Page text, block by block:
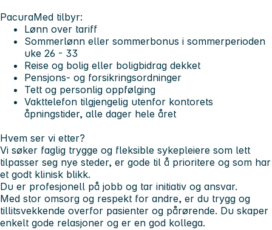
PacuraMed tilbyr:
Lønn over tariff
Sommerlønn eller sommerbonus i sommerperioden
uke 26 - 33
Reise og bolig eller boligbidrag dekket
Pensjons- og forsikringsordninger
Tett og personlig oppfølging
Vakttelefon tilgjengelig utenfor kontorets
åpningstider, alle dager hele året
Hvem ser vi etter?
Vi søker faglig trygge og fleksible sykepleiere som lett
tilpasser seg nye steder, er gode til å prioritere og som har
et godt klinisk blikk.
Du er profesjonell på jobb og tar initiativ og ansvar.
Med stor omsorg og respekt for andre, er du trygg og
tillitsvekkende overfor pasienter og pårørende. Du skaper
enkelt gode relasjoner og er en god kollega.